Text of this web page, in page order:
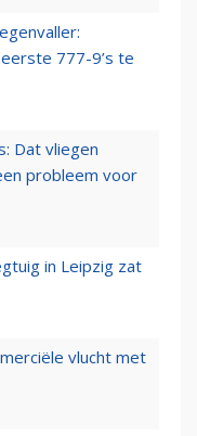
777-9’s te
Dat vliegen
probleem voor
in Leipzig zat
vlucht met